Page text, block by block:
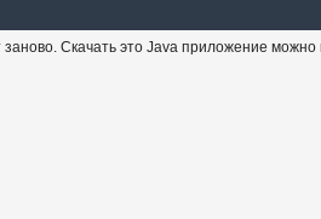
заново. Скачать это Java приложение